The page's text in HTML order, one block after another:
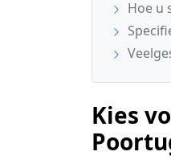
Hoe u
Kies